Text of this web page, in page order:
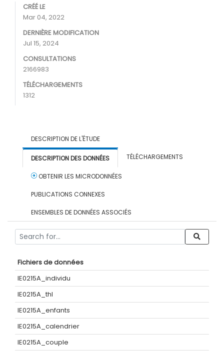
CRÉÉ LE
Mar 04, 2022
DERNIÈRE MODIFICATION
Jul 15, 2024
CONSULTATIONS
2166983
TÉLÉCHARGEMENTS
1312
DESCRIPTION DE L'ÉTUDE
DESCRIPTION DES DONNÉES TÉLÉCHARGEMENTS
OBTENIR LES MICRODONNÉES
PUBLICATIONS CONNEXES
ENSEMBLES DE DONNÉES ASSOCIÉS
Fichiers de données
IE0215A_individu
IE0215A_thl
IE0215A_enfants
IE0215A_calendrier
IE0215A_couple